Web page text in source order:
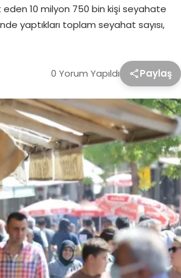
10 milyon 750 bin kişi seyahate
yaptıkları toplam seyahat sayısı,
0 Yorum Yapıldı Paylaş